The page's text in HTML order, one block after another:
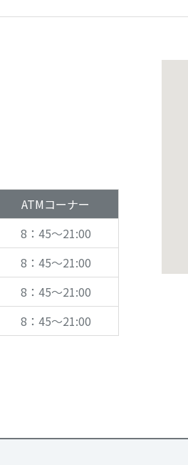
ATMコーナー
8：45～21:00
8：45～21:00
8：45～21:00
8：45～21:00